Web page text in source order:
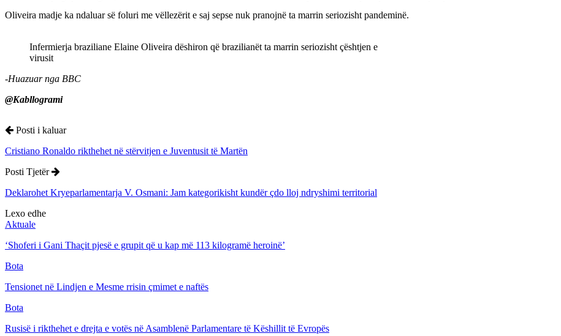
Oliveira madje ka ndaluar së foluri me vëllezërit e saj sepse nuk pranojnë ta marrin seriozisht pandeminë.
Infermierja braziliane Elaine Oliveira dëshiron që brazilianët ta marrin seriozisht çështjen e
virusit
-Huazuar nga BBC
@Kabllogrami
Posti i kaluar
Cristiano Ronaldo rikthehet në stërvitjen e Juventusit të Martën
Posti Tjetër
Deklarohet Kryeparlamentarja V. Osmani: Jam kategorikisht kundër çdo lloj ndryshimi territorial
Lexo edhe
Aktuale
‘Shoferi i Gani Thaçit pjesë e grupit që u kap më 113 kilogramë heroinë’
Bota
Tensionet në Lindjen e Mesme rrisin çmimet e naftës
Bota
Rusisë i rikthehet e drejta e votës në Asamblenë Parlamentare të Këshillit të Evropës